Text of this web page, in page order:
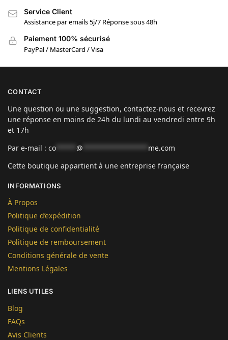
Service Client
Assistance par emails 5j/7 Réponse sous 48h
Paiement 100% sécurisé
PayPal / MasterCard / Visa
CONTACT
Une question ou une suggestion, contactez-nous et recevrez
une réponse en moins de 24h du lundi au vendredi entre 9h
et 17h
Par e-mail : co @
me.com
Cette boutique appartient à une entreprise française
INFORMATIONS
À Propos
Politique d’expédition
Politique de confidentialité
Politique de remboursement
Conditions générale de vente
Mentions Légales
LIENS UTILES
Blog
FAQs
Avis Clients